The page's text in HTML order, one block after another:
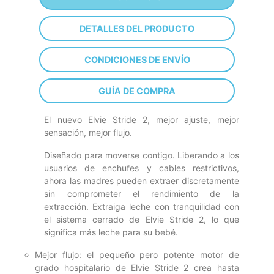
DETALLES DEL PRODUCTO
CONDICIONES DE ENVÍO
GUÍA DE COMPRA
El nuevo Elvie Stride 2, mejor ajuste, mejor
sensación, mejor flujo.
Diseñado para moverse contigo. Liberando a los
usuarios de enchufes y cables restrictivos,
ahora las madres pueden extraer discretamente
sin comprometer el rendimiento de la
extracción. Extraiga leche con tranquilidad con
el sistema cerrado de Elvie Stride 2, lo que
significa más leche para su bebé.
Mejor flujo: el pequeño pero potente motor de
grado hospitalario de Elvie Stride 2 crea hasta